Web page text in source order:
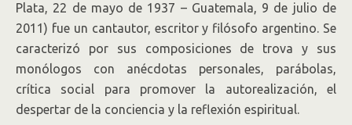
Plata, 22 de mayo de 1937 – Guatemala, 9 de julio de
2011) fue un cantautor, escritor y filósofo argentino. Se
caracterizó por sus composiciones de trova y sus
monólogos con anécdotas personales, parábolas,
crítica social para promover la autorealización, el
despertar de la conciencia y la reflexión espiritual.